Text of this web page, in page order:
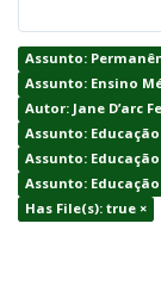
Assunto:
Assunto: Ensino
Autor: Jane D’arc
Assunto:
Assunto:
Assunto:
Has File(s): true ×